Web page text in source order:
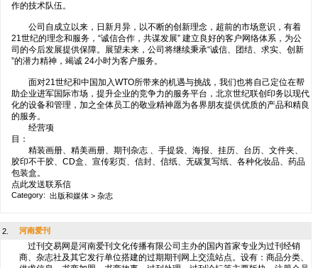
作的技术队伍。
公司自成立以来，日新月异，以不断的创新理念，超前的市场意识，有着
21世纪的理念和服务，“诚信合作，共谋发展” 建立良好的客户网络体系，为公
司的今后发展提供保障。展望未来，公司将继续秉承“诚信、团结、求实、创新
”的潜力精神，竭诚 24小时为客户服务。
面对21世纪和中国加入WTO所带来的机遇与挑战，我们也将自己定位在帮
助企业进军国际市场，提升企业的竞争力的服务平台，北京世纪联创印务以现代
化的设备和管理，加之全体员工的敬业精神愿为各界朋友提供优质的产品和精良
的服务。
经营项
目：
精装画册、精美画册、期刊杂志 、手提袋、海报、挂历、台历、文件夹、
胶印不干胶、CD盒、宣传彩页、信封、信纸、无碳复写纸、各种化妆品、药品
包装盒。
点此发送联系信
Category: 出版和媒体 > 杂志
2. 河南爱刊
过刊交易网是河南爱刊文化传播有限公司主办的国内首家专业为过刊经销
商、杂志社及其它发行单位搭建的过期期刊网上交流站点。设有：商品分类、